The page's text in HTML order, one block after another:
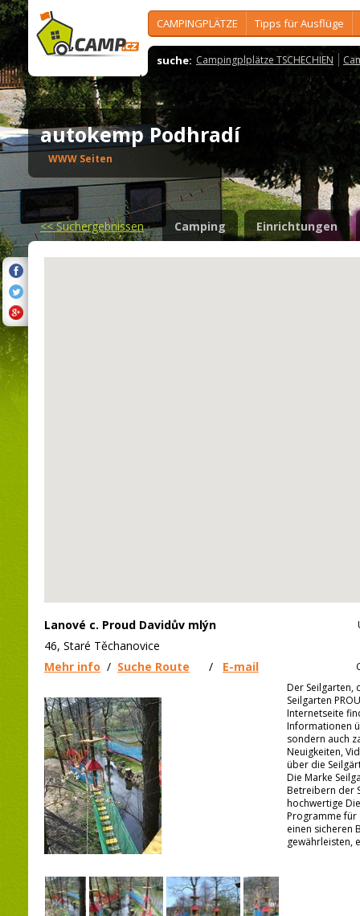
CAMPINGPLÄTZE Tipps für Ausflüge
suche: Campingplplätze TSCHECHIEN
autokemp Podhradí
WWW Seiten
<<Suchergebnissen Camping Einrichtungen
Lanové c. Proud Davidův mlýn
46, Staré Těchanovice
Mehr info / Suche Route / E-mail
Der Seilgarten,
Seilgarten
Internetseite
Informationen
sondern auch
Neuigkeiten,
über die
Die Marke
Betreibern der
hochwertige
Programme für
einen sicheren
gewährleisten,